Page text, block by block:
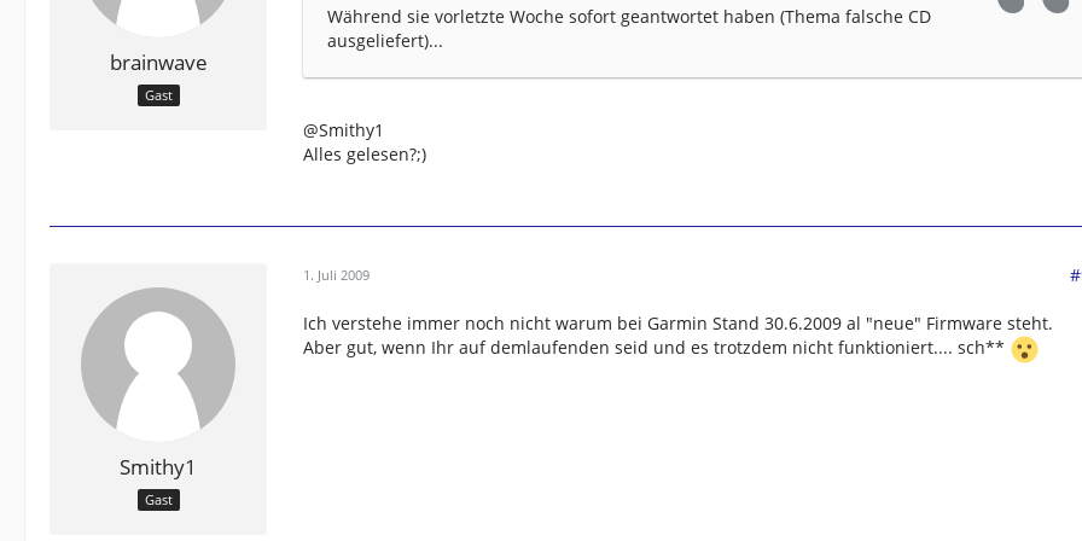
brainwave
Gast
Während sie vorletzte Woche sofort geantwortet haben (Thema falsche CD
ausgeliefert)...
@Smithy1
Alles gelesen?;)
Smithy1
Gast
1. Juli 2009
Ich verstehe immer noch nicht warum bei Garmin Stand 30.6.2009 al "neue" Firmware steht.
Aber gut, wenn Ihr auf demlaufenden seid und es trotzdem nicht funktioniert.... sch**